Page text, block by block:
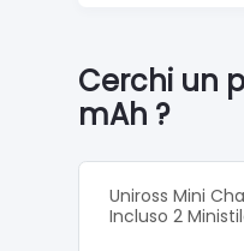
Cerchi un
mAh ?
Uniross Mini
Incluso 2